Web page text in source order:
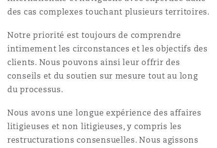
Droit aérien commercial
Satellites et espace
Couverture d’assurance
Droit maritime
Risques politiques et crédit
Bator
Jersey
York
des cas complexes touchant plusieurs territoires.
Notre priorité est toujours de comprendre
intimement les circonstances et les objectifs des
clients. Nous pouvons ainsi leur offrir des
conseils et du soutien sur mesure tout au long
du processus.
Nous avons une longue expérience des affaires
litigieuses et non litigieuses, y compris les
restructurations consensuelles. Nous agissons